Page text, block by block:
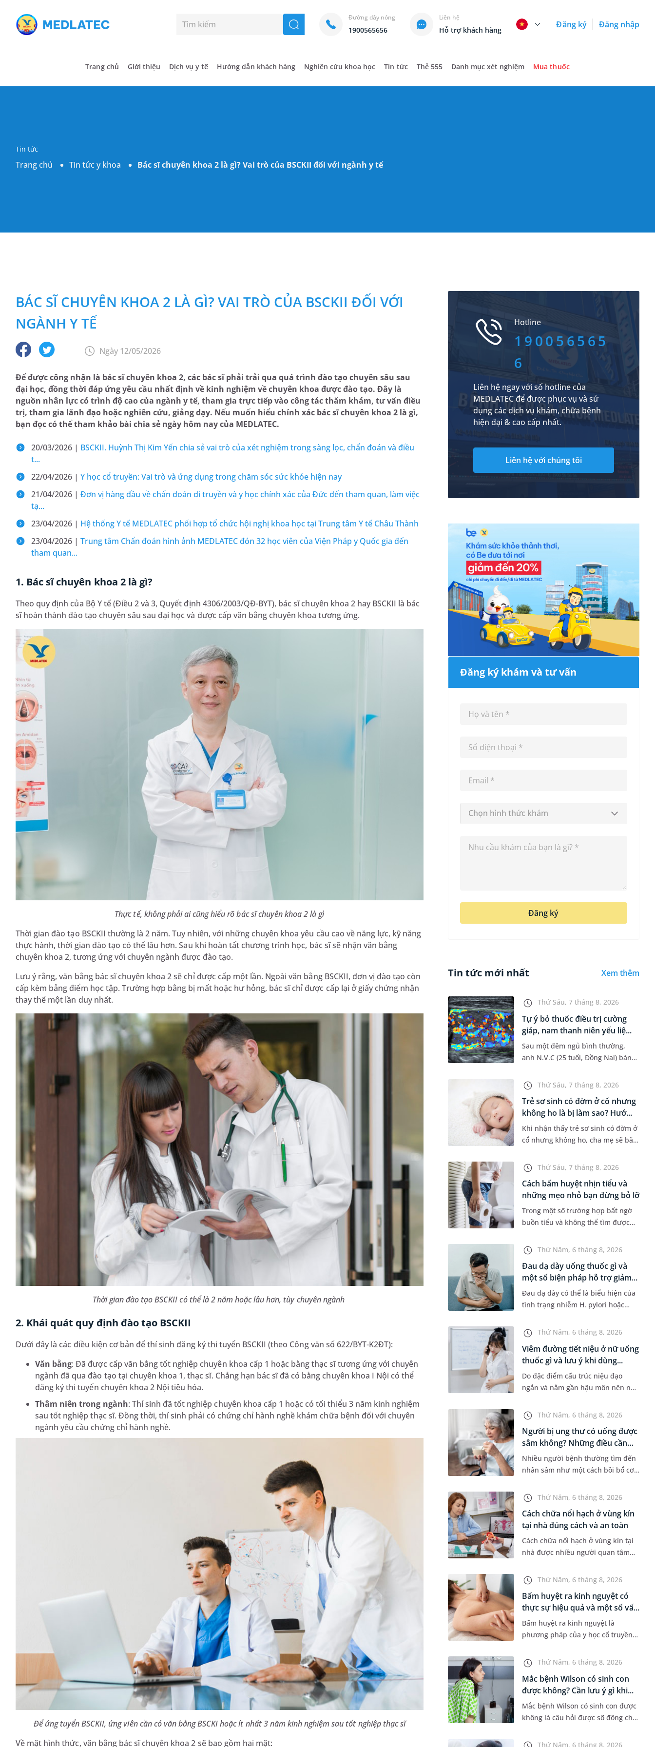
seach
Đường dây nóng
1900565656
Liên hệ
Hỗ trợ khách hàng
Đăng ký Đăng nhập
Trang chủ Giới thiệu Dịch vụ y tế Hướng dẫn khách hàng Nghiên cứu khoa học Tin tức Thẻ 555 Danh mục xét nghiệm Mua thuốc
Tin tức
Trang chủ Tin tức y khoa Bác sĩ chuyên khoa 2 là gì? Vai trò của BSCKII đối với ngành y tế
BÁC SĨ CHUYÊN KHOA 2 LÀ GÌ? VAI TRÒ CỦA BSCKII ĐỐI VỚI
NGÀNH Y TẾ
Ngày 12/05/2026
Để được công nhận là bác sĩ chuyên khoa 2, các bác sĩ phải trải qua quá trình đào tạo chuyên sâu sau
đại học, đồng thời đáp ứng yêu cầu nhất định về kinh nghiệm về chuyên khoa được đào tạo. Đây là
nguồn nhân lực có trình độ cao của ngành y tế, tham gia trực tiếp vào công tác thăm khám, tư vấn điều
trị, tham gia lãnh đạo hoặc nghiên cứu, giảng dạy. Nếu muốn hiểu chính xác bác sĩ chuyên khoa 2 là gì,
bạn đọc có thể tham khảo bài chia sẻ ngày hôm nay của MEDLATEC.
20/03/2026 | BSCKII. Huỳnh Thị Kim Yến chia sẻ vai trò của xét nghiệm trong sàng lọc, chẩn đoán và điều
t...
22/04/2026 | Y học cổ truyền: Vai trò và ứng dụng trong chăm sóc sức khỏe hiện nay
21/04/2026 | Đơn vị hàng đầu về chẩn đoán di truyền và y học chính xác của Đức đến tham quan, làm việc
tạ...
23/04/2026 | Hệ thống Y tế MEDLATEC phối hợp tổ chức hội nghị khoa học tại Trung tâm Y tế Châu Thành
23/04/2026 | Trung tâm Chẩn đoán hình ảnh MEDLATEC đón 32 học viên của Viện Pháp y Quốc gia đến
tham quan...
1. Bác sĩ chuyên khoa 2 là gì?
Theo quy định của Bộ Y tế (Điều 2 và 3, Quyết định 4306/2003/QĐ-BYT), bác sĩ chuyên khoa 2 hay BSCKII là bác
sĩ hoàn thành đào tạo chuyên sâu sau đại học và được cấp văn bằng chuyên khoa tương ứng.
Thực tế, không phải ai cũng hiểu rõ bác sĩ chuyên khoa 2 là gì
Thời gian đào tạo BSCKII thường là 2 năm. Tuy nhiên, với những chuyên khoa yêu cầu cao về năng lực, kỹ năng
thực hành, thời gian đào tạo có thể lâu hơn. Sau khi hoàn tất chương trình học, bác sĩ sẽ nhận văn bằng
chuyên khoa 2, tương ứng với chuyên ngành được đào tạo.
Lưu ý rằng, văn bằng bác sĩ chuyên khoa 2 sẽ chỉ được cấp một lần. Ngoài văn bằng BSCKII, đơn vị đào tạo còn
cấp kèm bảng điểm học tập. Trường hợp bằng bị mất hoặc hư hỏng, bác sĩ chỉ được cấp lại ở giấy chứng nhận
thay thế một lần duy nhất.
Thời gian đào tạo BSCKII có thể là 2 năm hoặc lâu hơn, tùy chuyên ngành
2. Khái quát quy định đào tạo BSCKII
Dưới đây là các điều kiện cơ bản để thí sinh đăng ký thi tuyển BSCKII (theo Công văn số 622/BYT-K2ĐT):
Văn bằng: Đã được cấp văn bằng tốt nghiệp chuyên khoa cấp 1 hoặc bằng thạc sĩ tương ứng với chuyên
ngành đã qua đào tạo tại chuyên khoa 1, thạc sĩ. Chẳng hạn bác sĩ đã có bằng chuyên khoa I Nội có thể
đăng ký thi tuyển chuyên khoa 2 Nội tiêu hóa.
Thâm niên trong ngành: Thí sinh đã tốt nghiệp chuyên khoa cấp 1 hoặc có tối thiểu 3 năm kinh nghiệm
sau tốt nghiệp thạc sĩ. Đồng thời, thí sinh phải có chứng chỉ hành nghề khám chữa bệnh đối với chuyên
ngành yêu cầu chứng chỉ hành nghề.
Để ứng tuyển BSCKII, ứng viên cần có văn bằng BSCKI hoặc ít nhất 3 năm kinh nghiệm sau tốt nghiệp thạc sĩ
Về mặt hình thức, văn bằng bác sĩ chuyên khoa 2 sẽ bao gồm hai mặt:
Hotline
190056565
6
Liên hệ ngay với số hotline của
MEDLATEC để được phục vụ và sử
dụng các dịch vụ khám, chữa bệnh
hiện đại & cao cấp nhất.
Liên hệ với chúng tôi
Đăng ký khám và tư vấn
Chọn hình thức khám
Đăng ký
Tin tức mới nhất Xem thêm
Thứ Sáu, 7 tháng 8, 2026
Tự ý bỏ thuốc điều trị cường
giáp, nam thanh niên yếu liệ...
Sau một đêm ngủ bình thường,
anh N.V.C (25 tuổi, Đồng Nai) bàng
không thể vận động đi lại được. Kết
quả thăm khám tại Phòng...
Thứ Sáu, 7 tháng 8, 2026
Trẻ sơ sinh có đờm ở cổ nhưng
không ho là bị làm sao? Hướ...
Khi nhận thấy trẻ sơ sinh có đờm ở
cổ nhưng không ho, cha mẹ sẽ băn
đường hô hấp hay không. Những
chia sẻ dưới đây sẽ giúp ch...
Thứ Sáu, 7 tháng 8, 2026
Cách bấm huyệt nhịn tiểu và
những mẹo nhỏ bạn đừng bỏ lỡ
Trong một số trường hợp bất ngờ
buồn tiểu và không thể tìm được
dụng phương pháp bấm huyệt
nhịn tiểu. Vậy cách bấm huyệt
nhịn...
Thứ Năm, 6 tháng 8, 2026
Đau dạ dày uống thuốc gì và
một số biện pháp hỗ trợ giảm...
Đau dạ dày có thể là biểu hiện của
tình trạng nhiễm H. pylori hoặc
Dựa theo nguyên nhân cụ thể, bác
sĩ sẽ cân nhắc chỉ định p...
Thứ Năm, 6 tháng 8, 2026
Viêm đường tiết niệu ở nữ uống
thuốc gì và lưu ý khi dùng...
Do đặc điểm cấu trúc niệu đạo
ngắn và nằm gần hậu môn nên nữ
niệu hơn nam giới. Tùy theo
nguyên nhân, mức độ nhiễm trùng
và...
Thứ Năm, 6 tháng 8, 2026
Người bị ung thư có uống được
sâm không? Những điều cần
b...
Nhiều người bệnh thường tìm đến
nhân sâm như một cách bồi bổ cơ
thư. Tuy nhiên, câu hỏi người bị
ung thư có uống được sâm kh...
Thứ Năm, 6 tháng 8, 2026
Cách chữa nổi hạch ở vùng kín
tại nhà đúng cách và an toàn
Cách chữa nổi hạch ở vùng kín tại
nhà được nhiều người quan tâm
bẹn hoặc cơ quan sinh dục. Nếu
hạch mới xuất hiện, kích th...
Thứ Năm, 6 tháng 8, 2026
Bấm huyệt ra kinh nguyệt có
thực sự hiệu quả và một số vấ...
Bấm huyệt ra kinh nguyệt là
phương pháp của y học cổ truyền
gặp tình trạng chậm kinh hoặc kinh
nguyệt không đều. Vậy phương
ph...
Thứ Năm, 6 tháng 8, 2026
Mắc bệnh Wilson có sinh con
được không? Cần lưu ý gì khi...
Mắc bệnh Wilson có sinh con được
không là câu hỏi được số đông chị
tâm. Trên thực tế, người mắc bệnh
Thứ Năm, 6 tháng 8, 2026